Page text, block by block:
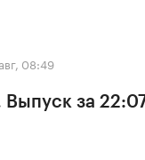
08:49
Выпуск за